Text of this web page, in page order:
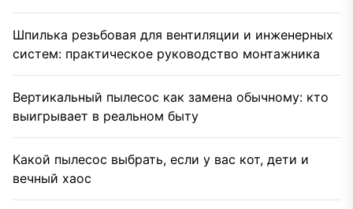
Шпилька резьбовая для вентиляции и инженерных
систем: практическое руководство монтажника
Вертикальный пылесос как замена обычному: кто
выигрывает в реальном быту
Какой пылесос выбрать, если у вас кот, дети и
вечный хаос